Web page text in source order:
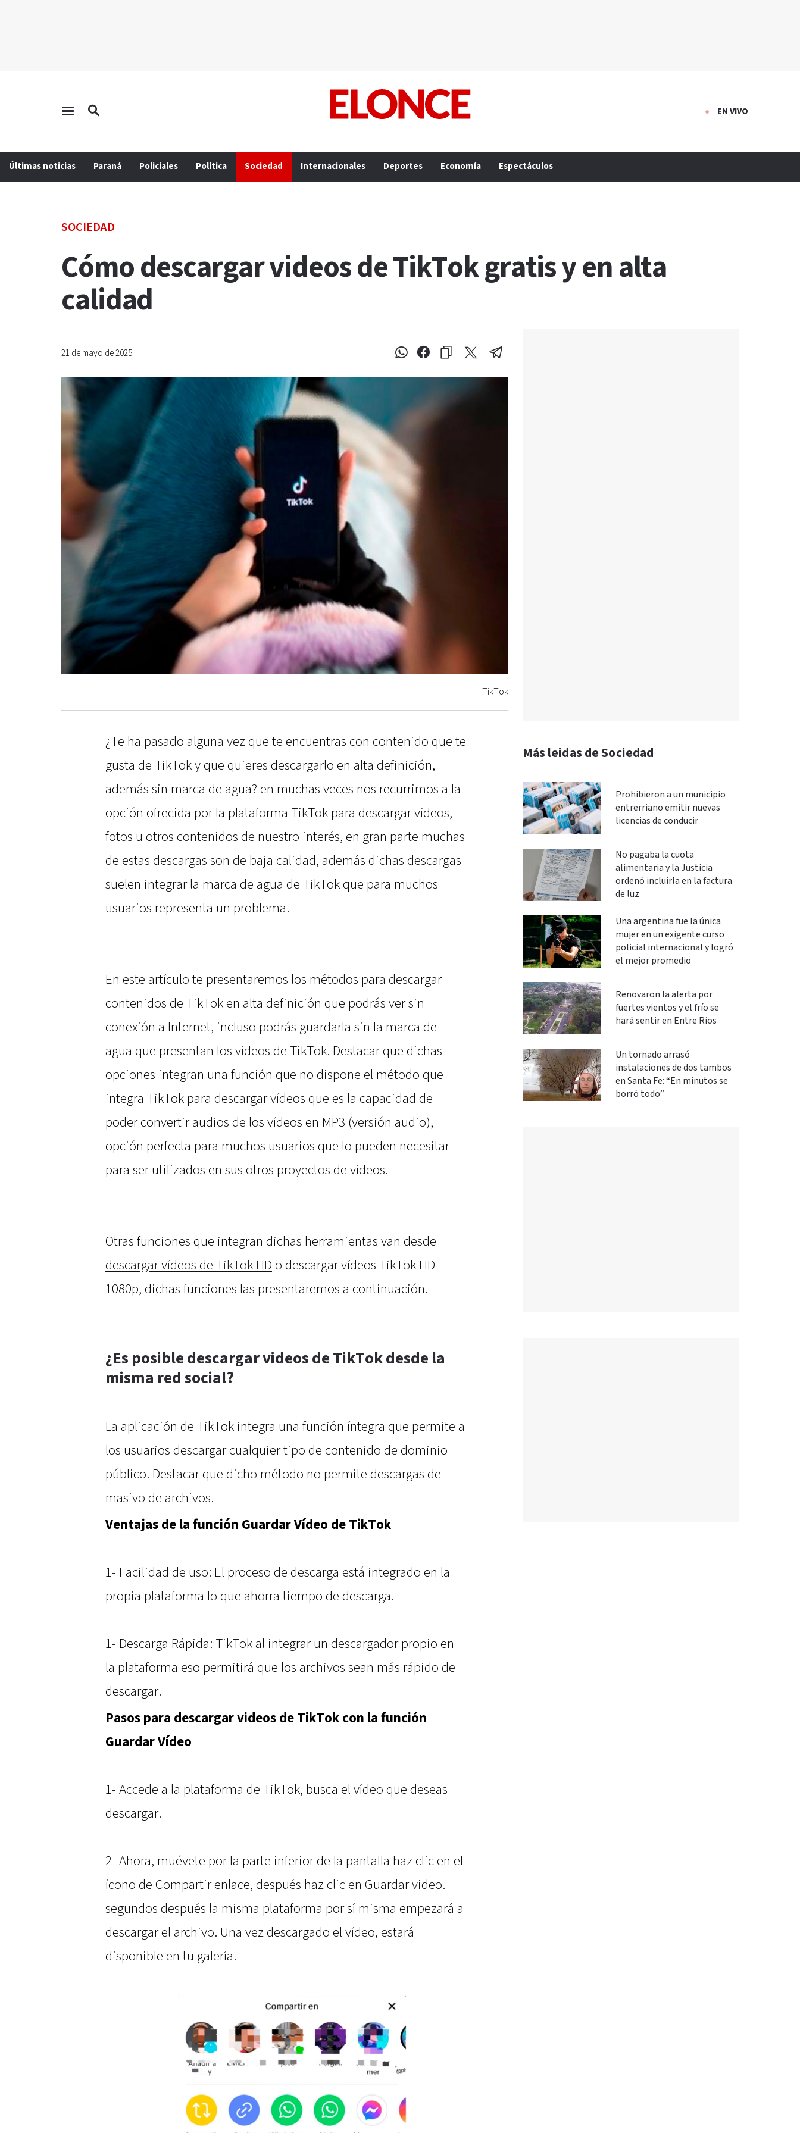
EN VIVO
Últimas noticias Paraná Policiales Política Sociedad Internacionales Deportes Economía Espectáculos
SOCIEDAD
Cómo descargar videos de TikTok gratis y en alta
calidad
21 de mayo de 2025
TikTok
¿Te ha pasado alguna vez que te encuentras con contenido que te
gusta de TikTok y que quieres descargarlo en alta definición,
además sin marca de agua? en muchas veces nos recurrimos a la
opción ofrecida por la plataforma TikTok para descargar vídeos,
fotos u otros contenidos de nuestro interés, en gran parte muchas
de estas descargas son de baja calidad, además dichas descargas
suelen integrar la marca de agua de TikTok que para muchos
usuarios representa un problema.
En este artículo te presentaremos los métodos para descargar
contenidos de TikTok en alta definición que podrás ver sin
conexión a Internet, incluso podrás guardarla sin la marca de
agua que presentan los vídeos de TikTok. Destacar que dichas
opciones integran una función que no dispone el método que
integra TikTok para descargar vídeos que es la capacidad de
poder convertir audios de los vídeos en MP3 (versión audio),
opción perfecta para muchos usuarios que lo pueden necesitar
para ser utilizados en sus otros proyectos de vídeos.
Otras funciones que integran dichas herramientas van desde
descargar vídeos de TikTok HD o descargar vídeos TikTok HD
1080p, dichas funciones las presentaremos a continuación.
¿Es posible descargar videos de TikTok desde la
misma red social?
La aplicación de TikTok integra una función íntegra que permite a
los usuarios descargar cualquier tipo de contenido de dominio
público. Destacar que dicho método no permite descargas de
masivo de archivos.
Ventajas de la función Guardar Vídeo de TikTok
1- Facilidad de uso: El proceso de descarga está integrado en la
propia plataforma lo que ahorra tiempo de descarga.
1- Descarga Rápida: TikTok al integrar un descargador propio en
la plataforma eso permitirá que los archivos sean más rápido de
descargar.
Pasos para descargar videos de TikTok con la función
Guardar Vídeo
1- Accede a la plataforma de TikTok, busca el vídeo que deseas
descargar.
2- Ahora, muévete por la parte inferior de la pantalla haz clic en el
ícono de Compartir enlace, después haz clic en Guardar video.
segundos después la misma plataforma por sí misma empezará a
descargar el archivo. Una vez descargado el vídeo, estará
disponible en tu galería.
Más leidas de Sociedad
Prohibieron a un municipio
entrerriano emitir nuevas
licencias de conducir
No pagaba la cuota
alimentaria y la Justicia
ordenó incluirla en la factura
de luz
Una argentina fue la única
mujer en un exigente curso
policial internacional y logró
el mejor promedio
Renovaron la alerta por
fuertes vientos y el frío se
hará sentir en Entre Ríos
Un tornado arrasó
instalaciones de dos tambos
en Santa Fe: “En minutos se
borró todo”